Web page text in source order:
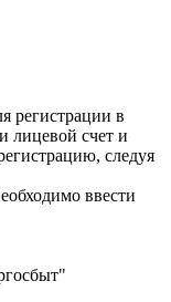
в
лицевой счет и
следуя
окнах.
ввести
пароль.